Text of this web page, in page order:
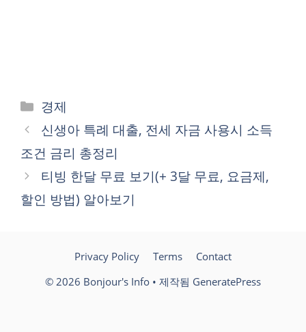
카
테
고
리
경제
신생아 특례 대출, 전세 자금 사용시 소득
조건 금리 총정리
티빙 한달 무료 보기(+ 3달 무료, 요금제,
할인 방법) 알아보기
Privacy Policy Terms
Contact
© 2026 Bonjour's Info • 제작됨 GeneratePress